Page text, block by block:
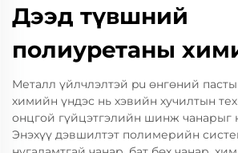
Дээд түвшний
полиуретаны
Металл үйлчлэлтэй pu өнгөний
химийн үндэс нь хэвийн хучилтын
онцгой гүйцэтгэлийн шинж чанарыг
Энэхүү дэвшилтэт полимерийн